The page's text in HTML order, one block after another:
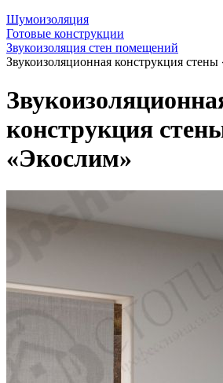
Шумоизоляция
Готовые конструкции
Звукоизоляция стен помещений
Звукоизоляционная конструкция
конструкция
«Экослим»